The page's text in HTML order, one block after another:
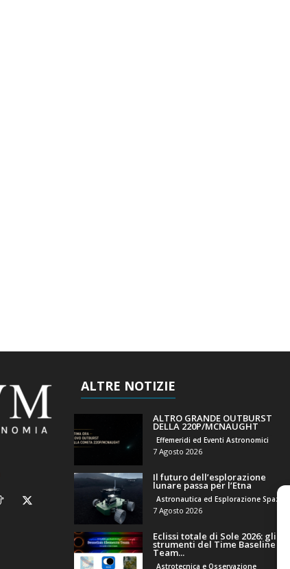
ALTRE NOTIZIE
ALTRO GRANDE OUTBURST
DELLA 220P/MCNAUGHT
Effemeridi ed Eventi Astronomici
7 Agosto 2026
Il futuro dell’esplorazione
lunare passa per l’Etna
7 Agosto 2026
Eclissi totale di Sole 2026: gli
strumenti del Time Baseline
Team...
Astrotecnica e Osservazione